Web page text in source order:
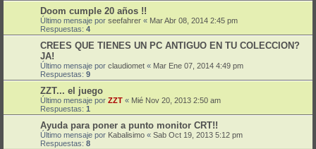
Doom cumple 20 años !!
Último mensaje por seefahrer « Mar Abr 08, 2014 2:45 pm
Respuestas: 4
CREES QUE TIENES UN PC ANTIGUO EN TU COLECCION?
JA!
Último mensaje por claudiomet « Mar Ene 07, 2014 4:49 pm
Respuestas: 9
ZZT... el juego
Último mensaje por ZZT « Mié Nov 20, 2013 2:50 am
Respuestas: 1
Ayuda para poner a punto monitor CRT!!
Último mensaje por Kabalisimo « Sab Oct 19, 2013 5:12 pm
Respuestas: 8